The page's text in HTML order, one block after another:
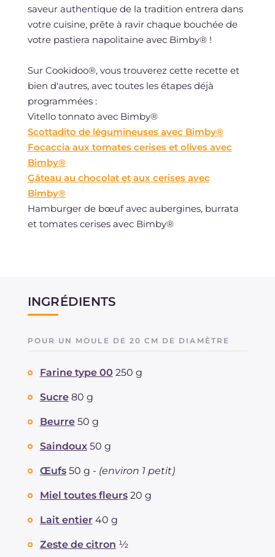
saveur authentique de la tradition entrera dans
votre cuisine, prête à ravir chaque bouchée de
votre pastiera napolitaine avec Bimby® !
Sur Cookidoo®, vous trouverez cette recette et
bien d'autres, avec toutes les étapes déjà
programmées :
Vitello tonnato avec Bimby®
Scottadito de légumineuses avec Bimby®
Focaccia aux tomates cerises et olives avec
Bimby®
Gâteau au chocolat et aux cerises avec
Bimby®
Hamburger de bœuf avec aubergines, burrata
et tomates cerises avec Bimby®
INGRÉDIENTS
POUR UN MOULE DE 20 CM DE DIAMÈTRE
Farine type 00 250 g
Sucre 80 g
Beurre 50 g
Saindoux 50 g
Œufs 50 g - (environ 1 petit)
Miel toutes fleurs 20 g
Lait entier 40 g
Zeste de citron ½